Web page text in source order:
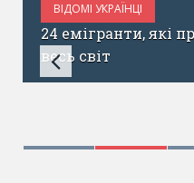
ВІДОМІ УКРАЇНЦІ
СЕРПЕНЬ 31, 2017
24 емігранти, які
весь світ